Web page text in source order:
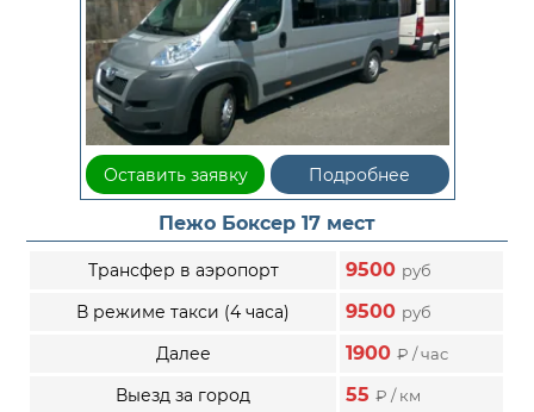
Оставить заявку Подробнее
Пежо Боксер 17 мест
Трансфер в аэропорт 9500 руб
В режиме такси (4 часа) 9500 руб
Далее 1900₽ / час
Выезд за город 55₽ / км